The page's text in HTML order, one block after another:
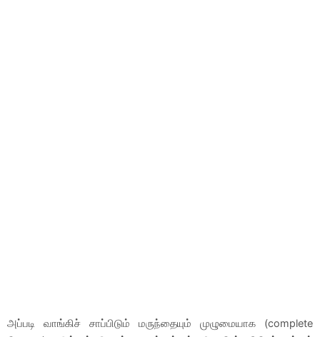
அப்படி வாங்கிச் சாப்பிடும் மருந்தையும் முழுமையாக (complete